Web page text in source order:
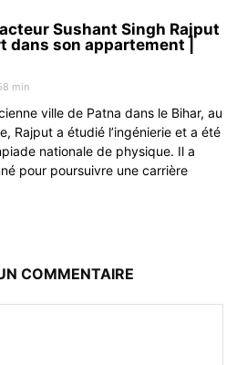
Sushant Singh Rajput
dans son appartement |
min
ville de Patna dans le Bihar, au
Rajput a étudié l’ingénierie et a été
nationale de physique. Il a
pour poursuivre une carrière
COMMENTAIRE